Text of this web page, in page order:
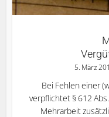
5. März
Bei Fehlen einer
verpflichtet § 612
Mehrarbeit